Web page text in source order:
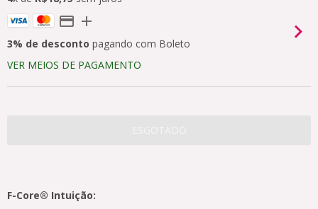
3% de desconto pagando com Boleto
VER MEIOS DE PAGAMENTO
F-Core® Intuição: